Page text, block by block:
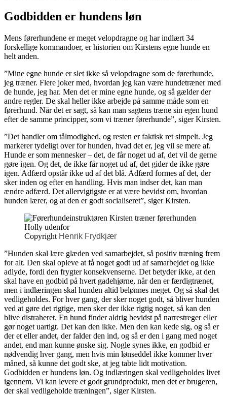
Godbidden er hundens løn
Mens førerhundene er meget velopdragne og har indlært 34
forskellige kommandoer, er historien om Kirstens egne hunde en
helt anden.
”Mine egne hunde er slet ikke så velopdragne som de førerhunde,
jeg træner. Flere joker med, hvordan jeg kan være hundetræner med
de hunde, jeg har. Men det er mine egne hunde, og så gælder der
andre regler. De skal heller ikke arbejde på samme måde som en
førerhund. Når det er sagt, så kan man sagtens træne sin egen hund
efter de samme principper, som vi træner førerhunde”, siger Kirsten.
”Det handler om tålmodighed, og resten er faktisk ret simpelt. Jeg
markerer tydeligt over for hunden, hvad det er, jeg vil se mere af.
Hunde er som mennesker – det, de får noget ud af, det vil de gerne
gøre igen. Og det, de ikke får noget ud af, det gider de ikke gøre
igen. Adfærd opstår ikke ud af det blå. Adfærd formes af det, der
sker inden og efter en handling. Hvis man indser det, kan man
ændre adfærd. Det allervigtigste er at være bevidst om, hvordan
hunden lærer, og at den er godt socialiseret”, siger Kirsten.
Copyright Henrik Frydkjær
”Hunden skal lære glæden ved samarbejdet, så positiv træning frem
for alt. Den skal opleve at få noget godt ud af samarbejdet og ikke
adlyde, fordi den frygter konsekvenserne. Det betyder ikke, at den
skal have en godbid på hvert gadehjørne, når den er færdigtrænet,
men i indlæringen skal hunden altid belønnes meget. Og så skal det
vedligeholdes. For hver gang, der sker noget godt, så bliver hunden
ved at gøre det rigtige, men sker der ikke rigtig noget, så kan den
blive distraheret. En hund finder aldrig bevidst på narrestreger eller
gør noget uartigt. Det kan den ikke. Men den kan kede sig, og så er
der et eller andet, der falder den ind, og så er den i gang med noget
andet, end man kunne ønske sig. Nogle synes ikke, en godbid er
nødvendig hver gang, men hvis min lønseddel ikke kommer hver
måned, så kunne det godt ske, at jeg tabte lidt motivation.
Godbidden er hundens løn. Og indlæringen skal vedligeholdes livet
igennem. Vi kan levere et godt grundprodukt, men det er brugeren,
der skal vedligeholde træningen”, siger Kirsten.